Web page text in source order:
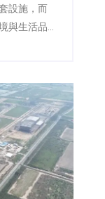
設施，而
與生活品
與人本設
越建設
再次展現
，也獲得